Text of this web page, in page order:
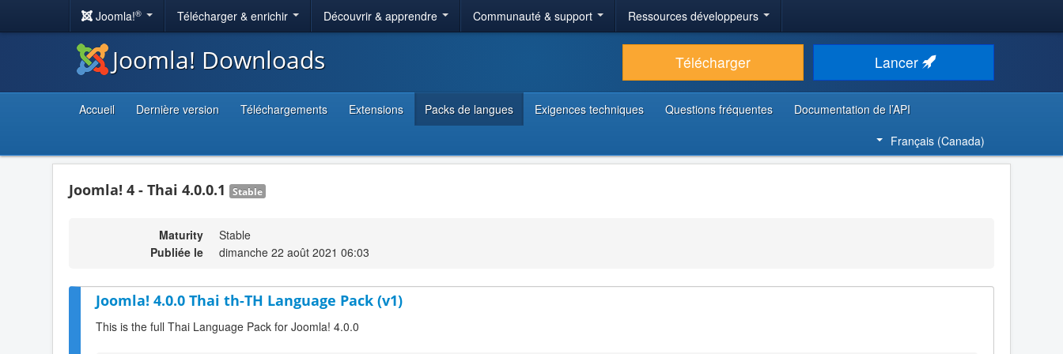
Joomla!® Télécharger & enrichir Découvrir & apprendre Communauté & support Ressources développeurs
Joomla! Downloads Télécharger Lancer
Accueil Dernière version Téléchargements Extensions Packs de langues Exigences techniques Questions fréquentes
Documentation de l’API
Français (Canada)
Joomla! 4 - Thai 4.0.0.1 Stable
Maturity
Stable
Publiée le
dimanche 22 août 2021 06:03
Joomla! 4.0.0 Thai th-TH Language Pack (v1)
This is the full Thai Language Pack for Joomla! 4.0.0